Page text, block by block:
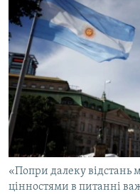
СВІТ
КИТАЙ.ВИКЛИКИ
МУЛЬТИМЕДІА
ФОТО
СПЕЦПРОЄКТИ
ПОДКАСТИ
КРИМ РЕАЛІЇ
РУС
«Попри далеку відстань
цінностями в питанні